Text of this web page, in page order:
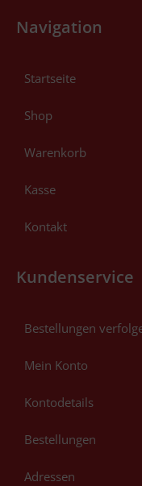
Navigation
Startseite
Shop
Warenkorb
Kasse
Kontakt
Kundenservice
Bestellungen
Mein Konto
Kontodetails
Bestellungen
Adressen